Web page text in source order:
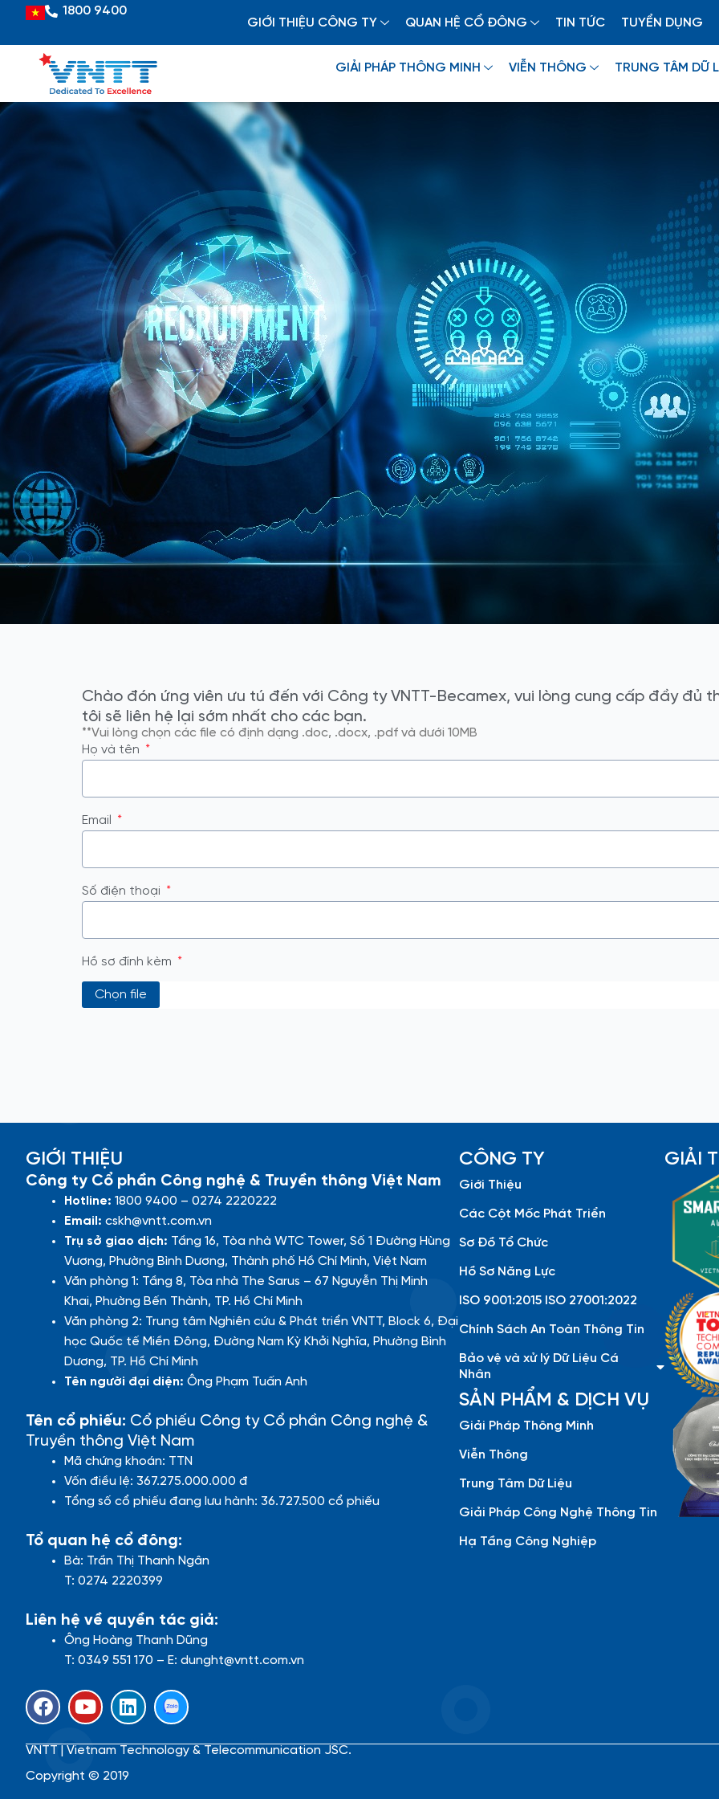
content
Vietnamese
1800 9400
GIỚI THIỆU CÔNG TY
QUAN HỆ CỔ ĐÔNG TIN TỨC TUYỂN DỤNG
GIẢI PHÁP THÔNG MINH VIỄN THÔNG TRUNG TÂM DỮ
Chào đón ứng viên ưu tú đến với Công ty VNTT-Becamex, vui lòng cung cấp đầy đủ
tôi sẽ liên hệ lại sớm nhất cho các bạn.
**Vui lòng chọn các file có định dạng .doc, .docx, .pdf và dưới 10MB
Họ và tên
Email
Số điện thoại
Hồ sơ đính kèm
GIỚI THIỆU
Công ty Cổ phần Công nghệ & Truyền thông Việt Nam
Hotline: 1800 9400 – 0274 2220222
Email: cskh@vntt.com.vn
Trụ sở giao dịch: Tầng 16, Tòa nhà WTC Tower, Số 1 Đường Hùng
Vương, Phường Bình Dương, Thành phố Hồ Chí Minh, Việt Nam
Văn phòng 1: Tầng 8, Tòa nhà The Sarus – 67 Nguyễn Thị Minh
Khai, Phường Bến Thành, TP. Hồ Chí Minh
Văn phòng 2: Trung tâm Nghiên cứu & Phát triển VNTT, Block 6, Đại
học Quốc tế Miền Đông, Đường Nam Kỳ Khởi Nghĩa, Phường Bình
Dương, TP. Hồ Chí Minh
Tên người đại diện: Ông Phạm Tuấn Anh
Tên cổ phiếu: Cổ phiếu Công ty Cổ phần Công nghệ &
Truyền thông Việt Nam
Mã chứng khoán: TTN
Vốn điều lệ: 367.275.000.000 đ
Tổng số cổ phiếu đang lưu hành: 36.727.500 cổ phiếu
Tổ quan hệ cổ đông:
Bà: Trần Thị Thanh Ngân
T: 0274 2220399
Liên hệ về quyền tác giả:
Ông Hoàng Thanh Dũng
T: 0349 551 170 – E: dunght@vntt.com.vn
F
a
e
b
Y
o
t
u
L
i
k
e
CÔNG TY
Giới Thiệu
Các Cột Mốc Phát Triển
Sơ Đồ Tổ Chức
Hồ Sơ Năng Lực
ISO 9001:2015 ISO 27001:2022
Chính Sách An Toàn Thông Tin
Bảo vệ và xử lý Dữ Liệu Cá
Nhân
SẢN PHẨM & DỊCH VỤ
Giải Pháp Thông Minh
Viễn Thông
Trung Tâm Dữ Liệu
Giải Pháp Công Nghệ Thông Tin
Hạ Tầng Công Nghiệp
GIẢI
VNTT | Vietnam Technology & Telecommunication JSC.
Copyright © 2019